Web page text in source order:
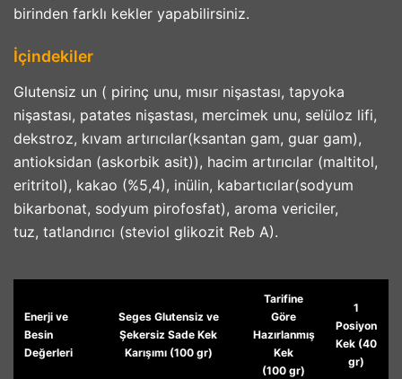
birinden farklı kekler yapabilirsiniz.
İçindekiler
Glutensiz un ( pirinç unu, mısır nişastası, tapyoka
nişastası, patates nişastası, mercimek unu, selüloz lifi,
dekstroz, kıvam artırıcılar(ksantan gam, guar gam),
antioksidan (askorbik asit)), hacim artırıcılar (maltitol,
eritritol), kakao (%5,4), inülin, kabartıcılar(sodyum
bikarbonat, sodyum pirofosfat), aroma vericiler,
tuz, tatlandırıcı (steviol glikozit Reb A).
Enerji ve
Besin
Değerleri
Seges Glutensiz ve
Şekersiz Sade Kek
Karışımı (100 gr)
Tarifine
Göre
Hazırlanmış
Kek
(100 gr)
1
Posiyon
Kek (40
gr)